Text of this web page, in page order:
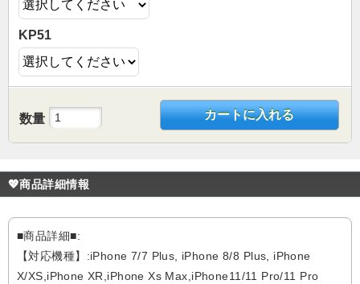
KP51
数量 カートに入れる
💖商品詳細情報
■商品詳細■:
【対応機種】:iPhone 7/7 Plus, iPhone 8/8 Plus, iPhone
X/XS,iPhone XR,iPhone Xs Max,iPhone11/11 Pro/11 Pro